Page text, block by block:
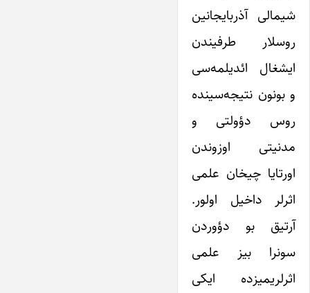
شیمالی آذربایجانین
روسلار طرفیندن
ایشغال ائدیلمه‌سی
و بونون نتیجه‌سینده
روس دؤولتی و
مدنیتی اوزوندن
اورتایا چیخان علمی
اثرلر داخیل اولور.
آرتیق بو دؤوردن
سونرا بیز علمی
اثرلریمیزده ایکی